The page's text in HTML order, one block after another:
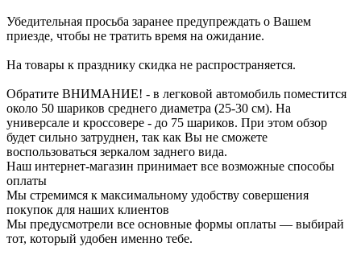
Убедительная просьба заранее предупреждать о Вашем
приезде, чтобы не тратить время на ожидание.
На товары к празднику скидка не распространяется.
Обратите ВНИМАНИЕ! - в легковой автомобиль поместится
около 50 шариков среднего диаметра (25-30 см). На
универсале и кроссовере - до 75 шариков. При этом обзор
будет сильно затруднен, так как Вы не сможете
воспользоваться зеркалом заднего вида.
Наш интернет-магазин принимает все возможные способы
оплаты
Мы стремимся к максимальному удобству совершения
покупок для наших клиентов
Мы предусмотрели все основные формы оплаты — выбирай
тот, который удобен именно тебе.